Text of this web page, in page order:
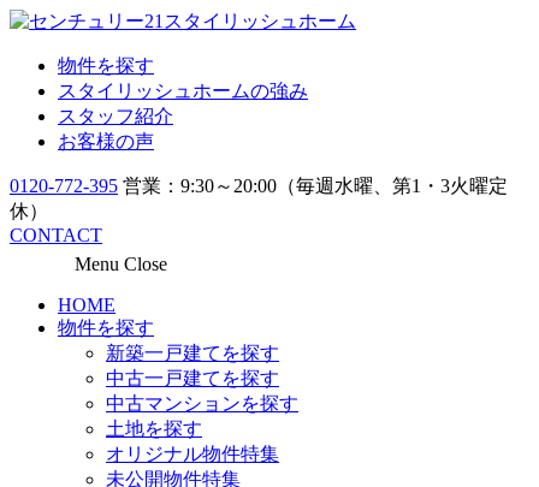
物件を探す
スタイリッシュホームの強み
スタッフ紹介
お客様の声
0120-772-395 営業：9:30～20:00（毎週水曜、第1・3火曜定
休）
CONTACT
Menu Close
HOME
物件を探す
新築一戸建てを探す
中古一戸建てを探す
中古マンションを探す
土地を探す
オリジナル物件特集
未公開物件特集